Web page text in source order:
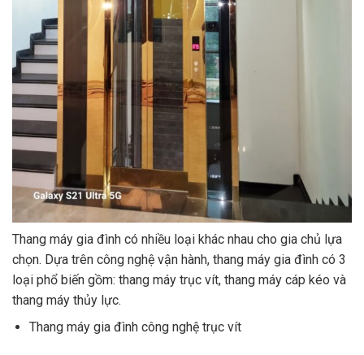
Thang máy gia đình có nhiều loại khác nhau cho gia chủ lựa
chọn. Dựa trên công nghệ vận hành, thang máy gia đình có 3
loại phổ biến gồm: thang máy trục vít, thang máy cáp kéo và
thang máy thủy lực.
Thang máy gia đình công nghệ trục vít